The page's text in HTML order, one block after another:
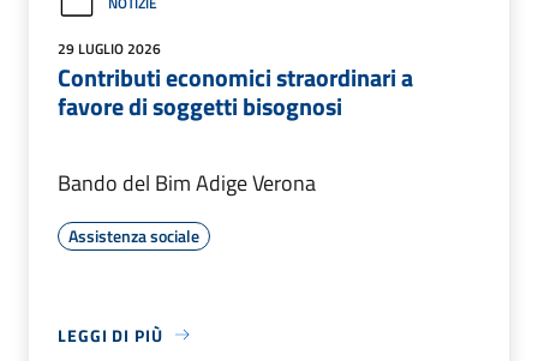
29 LUGLIO 2026
Contributi economici straordinari a
favore di soggetti bisognosi
Bando del Bim Adige Verona
Assistenza sociale
LEGGI DI PIÙ